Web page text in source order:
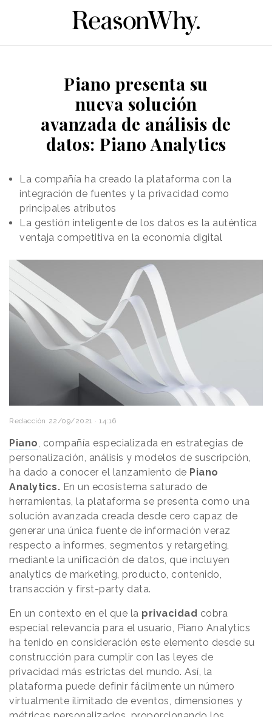
Piano presenta su
nueva solución
avanzada de análisis de
datos: Piano Analytics
La compañía ha creado la plataforma con la
integración de fuentes y la privacidad como
principales atributos
La gestión inteligente de los datos es la auténtica
ventaja competitiva en la economía digital
Redacción 22/09/2021 · 14:16
Piano, compañía especializada en estrategias de
personalización, análisis y modelos de suscripción,
ha dado a conocer el lanzamiento de Piano
Analytics. En un ecosistema saturado de
herramientas, la plataforma se presenta como una
solución avanzada creada desde cero capaz de
generar una única fuente de información veraz
respecto a informes, segmentos y retargeting,
mediante la unificación de datos, que incluyen
analytics de marketing, producto, contenido,
transacción y first-party data.
En un contexto en el que la privacidad cobra
especial relevancia para el usuario, Piano Analytics
ha tenido en consideración este elemento desde su
construcción para cumplir con las leyes de
privacidad más estrictas del mundo. Así, la
plataforma puede definir fácilmente un número
virtualmente ilimitado de eventos, dimensiones y